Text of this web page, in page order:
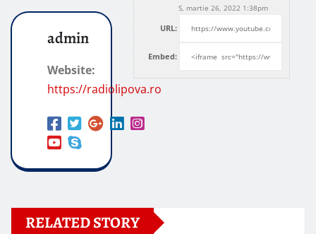
S, martie 26, 2022 1:38pm
URL:
Embed:
admin
Website:
https://radiolipova.ro
RELATED STORY